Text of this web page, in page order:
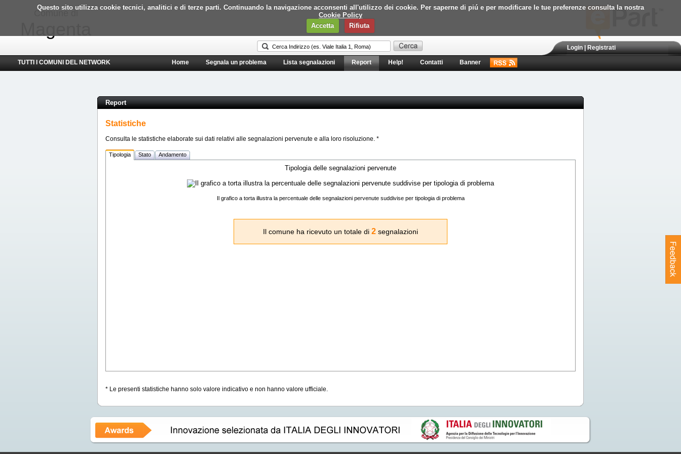
Questo sito utilizza cookie tecnici, analitici e di terze parti. Continuando la navigazione acconsenti all'utilizzo dei cookie. Per saperne di piú e per modificare le tue preferenze consulta la nostra
Cookie Policy
Accetta
Rifiuta
Comune di
Login|Registrati
TUTTI I COMUNI DEL NETWORK Home Segnala un problema Lista segnalazioni Report Help! Contatti Banner
Report
Statistiche
Consulta le statistiche elaborate sui dati relativi alle segnalazioni pervenute e alla loro risoluzione. *
Tipologia Stato Andamento
Tipologia delle segnalazioni pervenute
Il grafico a torta illustra la percentuale delle segnalazioni pervenute suddivise per tipologia di problema
Il comune ha ricevuto un totale di 2 segnalazioni
* Le presenti statistiche hanno solo valore indicativo e non hanno valore ufficiale.